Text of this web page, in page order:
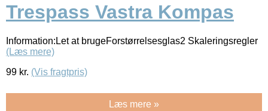
Trespass Vastra Kompas
Information:Let at brugeForstørrelsesglas2 Skaleringsregler
(Læs mere)
99 kr. (Vis fragtpris)
Læs mere »